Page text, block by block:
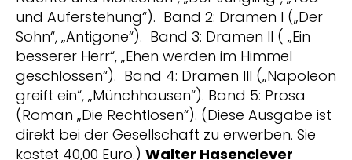
und Auferstehung“). Band 2: Dramen I („Der
Sohn“, „Antigone“). Band 3: Dramen II ( „Ein
besserer Herr“, „Ehen werden im Himmel
geschlossen“). Band 4: Dramen III („Napoleon
greift ein“, „Münchhausen“). Band 5: Prosa
(Roman „Die Rechtlosen“). (Diese Ausgabe ist
direkt bei der Gesellschaft zu erwerben. Sie
kostet 40,00 Euro.) Walter Hasenclever